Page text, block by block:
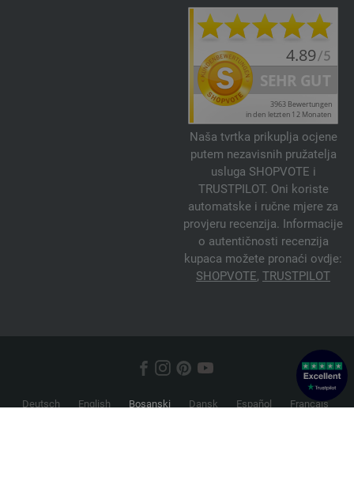
Naša tvrtka prikuplja ocjene
putem nezavisnih pružatelja
usluga SHOPVOTE i
TRUSTPILOT. Oni koriste
automatske i ručne mjere za
provjeru recenzija. Informacije
o autentičnosti recenzija
kupaca možete pronaći ovdje:
SHOPVOTE, TRUSTPILOT
Deutsch English Bosanski Dansk Español
Français